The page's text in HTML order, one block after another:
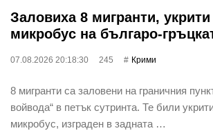
Заловиха 8 мигранти,
микробус на българо-
07.08.2026 20:18:30 245 Крими
8 мигранти са заловени на граничния
войвода“ в петък сутринта. Те били
микробус, изграден в задната …